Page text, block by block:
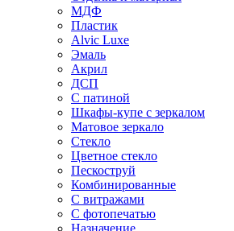
МДФ
Пластик
Alvic Luxe
Эмаль
Акрил
ДСП
С патиной
Шкафы-купе с зеркалом
Матовое зеркало
Стекло
Цветное стекло
Пескоструй
Комбинированные
С витражами
С фотопечатью
Назначение